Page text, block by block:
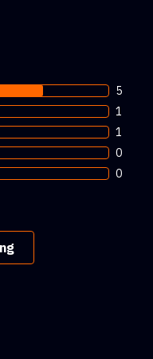
5
1
1
0
0